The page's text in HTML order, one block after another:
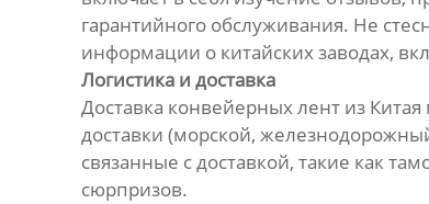
гарантийного обслуживания. Не
информации о китайских заводах,
Логистика и доставка
Доставка конвейерных лент из
доставки (морской,
связанные с доставкой, такие как
сюрпризов.